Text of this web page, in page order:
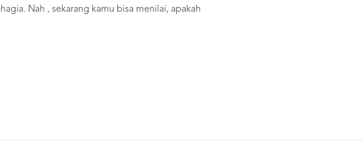
Nah , sekarang kamu bisa menilai, apakah